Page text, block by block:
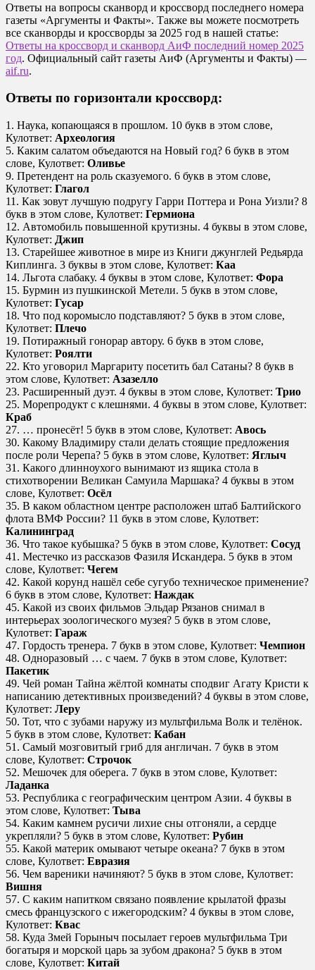
Ответы на вопросы сканворд и кроссворд последнего номера
газеты «Аргументы и Факты». Также вы можете посмотреть
все сканворды и кроссворды за 2025 год в нашей статье:
Ответы на кроссворд и сканворд АиФ последний номер 2025
год. Официальный сайт газеты АиФ (Аргументы и Факты) —
aif.ru.
Ответы по горизонтали кроссворд:
1. Наука, копающаяся в прошлом. 10 букв в этом слове,
Кулответ: Археология
5. Каким салатом объедаются на Новый год? 6 букв в этом
слове, Кулответ: Оливье
9. Претендент на роль сказуемого. 6 букв в этом слове,
Кулответ: Глагол
11. Как зовут лучшую подругу Гарри Поттера и Рона Уизли? 8
букв в этом слове, Кулответ: Гермиона
12. Автомобиль повышенной крутизны. 4 буквы в этом слове,
Кулответ: Джип
13. Старейшее животное в мире из Книги джунглей Редьярда
Киплинга. 3 буквы в этом слове, Кулответ: Каа
14. Льгота слабаку. 4 буквы в этом слове, Кулответ: Фора
15. Бурмин из пушкинской Метели. 5 букв в этом слове,
Кулответ: Гусар
18. Что под коромысло подставляют? 5 букв в этом слове,
Кулответ: Плечо
19. Потиражный гонорар автору. 6 букв в этом слове,
Кулответ: Роялти
22. Кто уговорил Маргариту посетить бал Сатаны? 8 букв в
этом слове, Кулответ: Азазелло
23. Расширенный дуэт. 4 буквы в этом слове, Кулответ: Трио
25. Морепродукт с клешнями. 4 буквы в этом слове, Кулответ:
Краб
27. … пронесёт! 5 букв в этом слове, Кулответ: Авось
30. Какому Владимиру стали делать стоящие предложения
после роли Черепа? 5 букв в этом слове, Кулответ: Яглыч
31. Какого длинноухого вынимают из ящика стола в
стихотворении Великан Самуила Маршака? 4 буквы в этом
слове, Кулответ: Осёл
35. В каком областном центре расположен штаб Балтийского
флота ВМФ России? 11 букв в этом слове, Кулответ:
Калининград
36. Что такое кубышка? 5 букв в этом слове, Кулответ: Сосуд
41. Местечко из рассказов Фазиля Искандера. 5 букв в этом
слове, Кулответ: Чегем
42. Какой корунд нашёл себе сугубо техническое применение?
6 букв в этом слове, Кулответ: Наждак
45. Какой из своих фильмов Эльдар Рязанов снимал в
интерьерах зоологического музея? 5 букв в этом слове,
Кулответ: Гараж
47. Гордость тренера. 7 букв в этом слове, Кулответ: Чемпион
48. Одноразовый … с чаем. 7 букв в этом слове, Кулответ:
Пакетик
49. Чей роман Тайна жёлтой комнаты сподвиг Агату Кристи к
написанию детективных произведений? 4 буквы в этом слове,
Кулответ: Леру
50. Тот, что с зубами наружу из мультфильма Волк и телёнок.
5 букв в этом слове, Кулответ: Кабан
51. Самый мозговитый гриб для англичан. 7 букв в этом
слове, Кулответ: Строчок
52. Мешочек для оберега. 7 букв в этом слове, Кулответ:
Ладанка
53. Республика с географическим центром Азии. 4 буквы в
этом слове, Кулответ: Тыва
54. Каким камнем русичи лихие сны отгоняли, а сердце
укрепляли? 5 букв в этом слове, Кулответ: Рубин
55. Какой материк омывают четыре океана? 7 букв в этом
слове, Кулответ: Евразия
56. Чем вареники начиняют? 5 букв в этом слове, Кулответ:
Вишня
57. С каким напитком связано появление крылатой фразы
смесь французского с ижегородским? 4 буквы в этом слове,
Кулответ: Квас
58. Куда Змей Горыныч посылает героев мультфильма Три
богатыря и морской царь за зубом дракона? 5 букв в этом
слове, Кулответ: Китай